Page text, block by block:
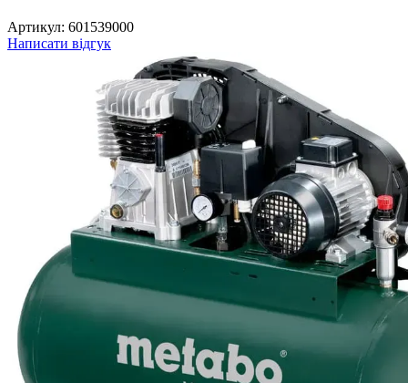
Артикул: 601539000
Написати відгук